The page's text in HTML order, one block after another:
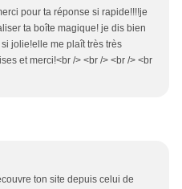
pour ta réponse si rapide!!!!je
ta boîte magique! je dis bien
jolie!elle me plaît très très
et merci!<br /> <br /> <br /> <br
ton site depuis celui de